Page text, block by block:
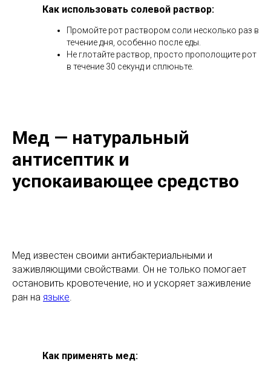
Как использовать солевой раствор:
Промойте рот раствором соли несколько раз в
течение дня, особенно после еды.
Не глотайте раствор, просто прополощите рот
в течение 30 секунд и сплюньте.
Мед — натуральный
антисептик и
успокаивающее средство
Мед известен своими антибактериальными и
заживляющими свойствами. Он не только помогает
остановить кровотечение, но и ускоряет заживление
ран на языке.
Как применять мед: